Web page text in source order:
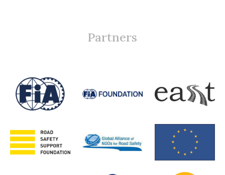
Partners